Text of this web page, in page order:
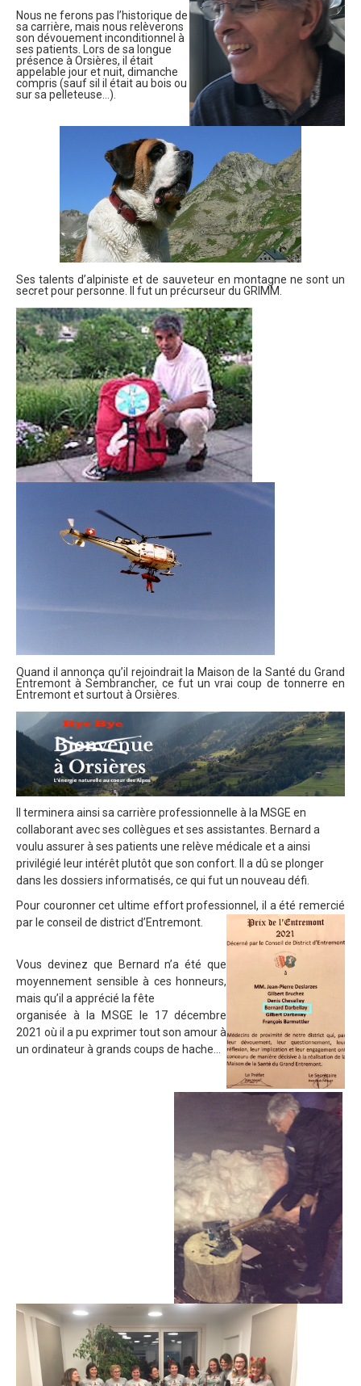
Nous ne ferons pas l’historique de
sa carrière, mais nous relèverons
son dévouement inconditionnel à
ses patients. Lors de sa longue
présence à Orsières, il était
appelable jour et nuit, dimanche
compris (sauf sil il était au bois ou
sur sa pelleteuse…).
Ses talents d’alpiniste et de sauveteur en montagne ne sont un
secret pour personne. Il fut un précurseur du GRIMM.
Quand il annonça qu’il rejoindrait la Maison de la Santé du Grand
Entremont à Sembrancher, ce fut un vrai coup de tonnerre en
Entremont et surtout à Orsières.
Il terminera ainsi sa carrière professionnelle à la MSGE en
collaborant avec ses collègues et ses assistantes. Bernard a
voulu assurer à ses patients une relève médicale et a ainsi
privilégié leur intérêt plutôt que son confort. Il a dû se plonger
dans les dossiers informatisés, ce qui fut un nouveau défi.
Pour couronner cet ultime effort professionnel, il a été remercié
par le conseil de district d’Entremont.
Vous devinez que Bernard n’a été que
moyennement sensible à ces honneurs,
mais qu’il a apprécié la fête
organisée à la MSGE le 17 décembre
2021 où il a pu exprimer tout son amour à
un ordinateur à grands coups de hache…